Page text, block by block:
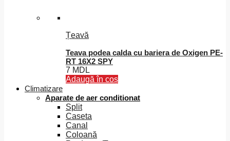
Țeavă
Teava podea calda cu bariera de Oxigen PE-
RT 16X2 SPY
7 MDL
Adaugă în coș
Climatizare
Aparate de aer conditionat
Split
Caseta
Canal
Coloană